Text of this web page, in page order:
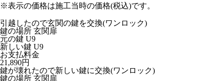
※表示の価格は施工当時の価格(税込)です。
引越したので玄関の鍵を交換(ワンロック)
鍵の場所 玄関扉
元の鍵 U9
新しい鍵 U9
お支払料金
21,890円
鍵が壊れたので新しい鍵に交換(ワンロック)
鍵の場所 玄関扉